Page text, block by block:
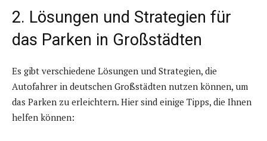
2. Lösungen und Strategien für
das Parken in Großstädten
Es gibt verschiedene Lösungen und Strategien, die
Autofahrer in deutschen Großstädten nutzen können, um
das Parken zu erleichtern. Hier sind einige Tipps, die Ihnen
helfen können: